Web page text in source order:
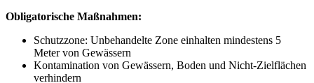
Obligatorische Maßnahmen:
Schutzzone: Unbehandelte Zone einhalten mindestens 5
Meter von Gewässern
Kontamination von Gewässern, Boden und Nicht-Zielflächen
verhindern